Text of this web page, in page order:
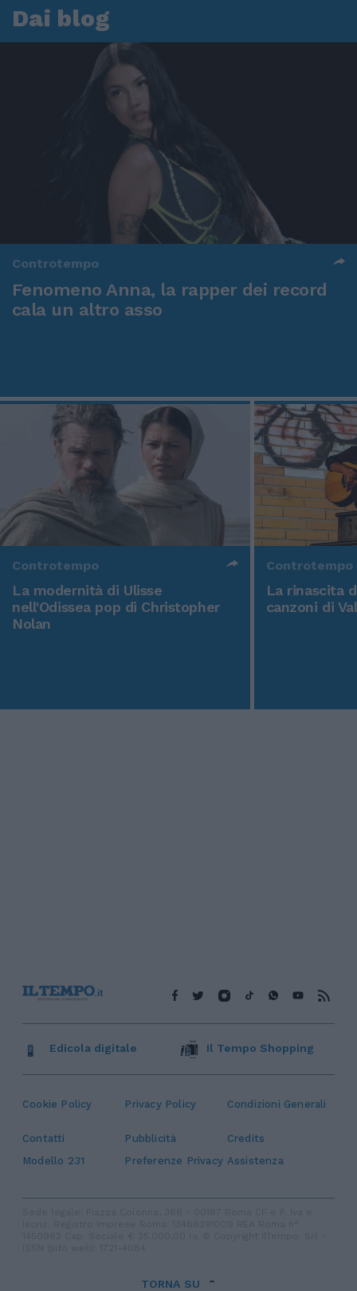
Dai blog
Controtempo
Fenomeno Anna, la rapper dei record
cala un altro asso
Controtempo
La modernità di Ulisse
nell'Odissea pop di Christopher
Nolan
Controtempo
La rinascita
canzoni di
Cookie Policy Privacy Policy Condizioni Generali
Contatti Pubblicità
Credits
Modello 231
Preferenze Privacy Assistenza
Edicola digitale Il Tempo Shopping
TORNA SU